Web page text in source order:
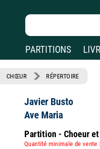
PARTITIONS
CHŒUR RÉPERTOIRE
Javier Busto
Ave Maria
Partition - Choeur
Quantité minimale de vente